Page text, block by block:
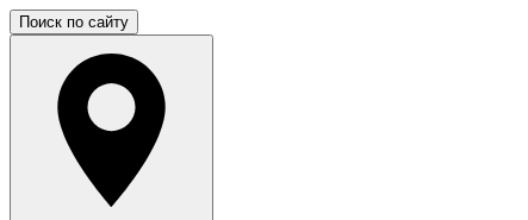
Поиск по сайту